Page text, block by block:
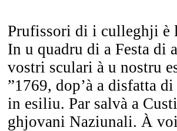
Prufissori di i culleghji è
In u quadru di a Festa di
vostri sculari à u nostru
”1769, dop’à a disfatta
in esiliu. Par salvà a
ghjovani Naziunali. À